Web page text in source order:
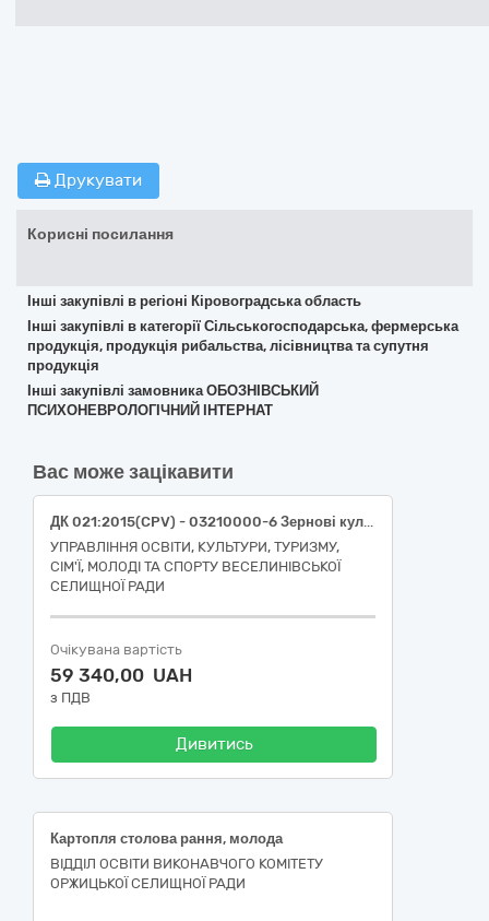
Друкувати
Корисні посилання
Інші закупівлі в регіоні Кіровоградська область
Інші закупівлі в категорії Сільськогосподарська, фермерська
продукція, продукція рибальства, лісівництва та супутня
продукція
Інші закупівлі замовника ОБОЗНІВСЬКИЙ
ПСИХОНЕВРОЛОГІЧНИЙ ІНТЕРНАТ
Вас може зацікавити
ДК 021:2015(CPV) - 03210000-6 Зернові культури та картопля (горох, картопля, квасоля) для закладів дошкільної освіти
УПРАВЛІННЯ ОСВІТИ, КУЛЬТУРИ, ТУРИЗМУ,
СІМ'Ї, МОЛОДІ ТА СПОРТУ ВЕСЕЛИНІВСЬКОЇ
СЕЛИЩНОЇ РАДИ
Очікувана вартість
59 340,00 UAH
з ПДВ
Дивитись
Картопля столова рання, молода
ВІДДІЛ ОСВІТИ ВИКОНАВЧОГО КОМІТЕТУ
ОРЖИЦЬКОЇ СЕЛИЩНОЇ РАДИ